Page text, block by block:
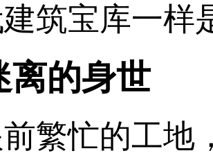
筑宝库一样
离的身世
繁忙的工地